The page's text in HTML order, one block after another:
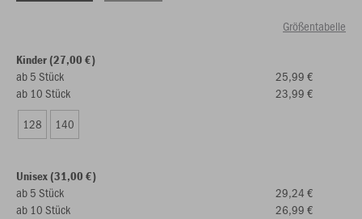
Größentabelle
Kinder (27,00 €)
ab 5 Stück
25,99 €
ab 10 Stück
23,99 €
128
140
Unisex (31,00 €)
ab 5 Stück
29,24 €
ab 10 Stück
26,99 €